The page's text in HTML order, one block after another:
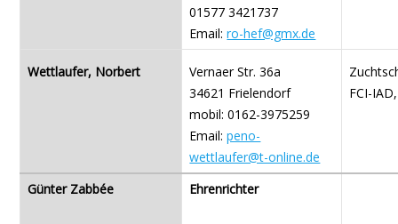
01577 3421737
Email:ro-hef@gmx.de
Wettlaufer, Norbert
Vernaer Str. 36a
34621 Frielendorf
mobil: 0162-3975259
Email:peno-
wettlaufer@t-online.de
FCI-
Günter Zabbée Ehrenrichter